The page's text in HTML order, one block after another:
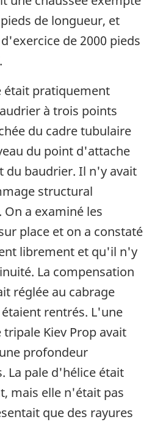
de longueur, et
de 2000 pieds
était pratiquement
à trois points
du cadre tubulaire
du point d'attache
du baudrier. Il n'y avait
structural
a examiné les
place et on a constaté
librement et qu'il n'y
La compensation
réglée au cabrage
rentrés. L'une
Kiev Prop avait
profondeur
La pale d'hélice était
mais elle n'était pas
que des rayures